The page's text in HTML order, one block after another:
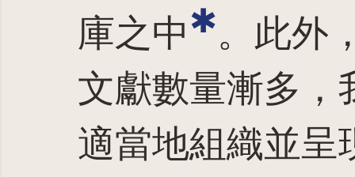
庫之中✱。此外
文獻數量漸多，
適當地組織並呈